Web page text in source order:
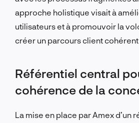
approche holistique visait à
utilisateurs et à promouvoir la
créer un parcours client cohérent
Référentiel central
cohérence de la
La mise en place par Amex d’un